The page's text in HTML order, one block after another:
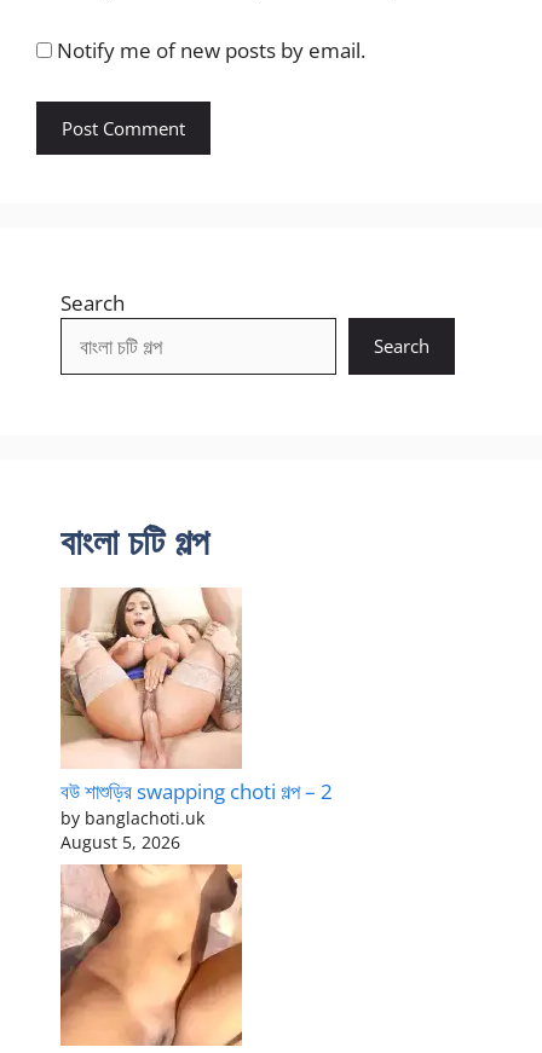
Notify me of new posts by email.
Search
Search
বাংলা চটি গল্প
বউ শাশুড়ির swapping choti গল্প – 2
by banglachoti.uk
August 5, 2026